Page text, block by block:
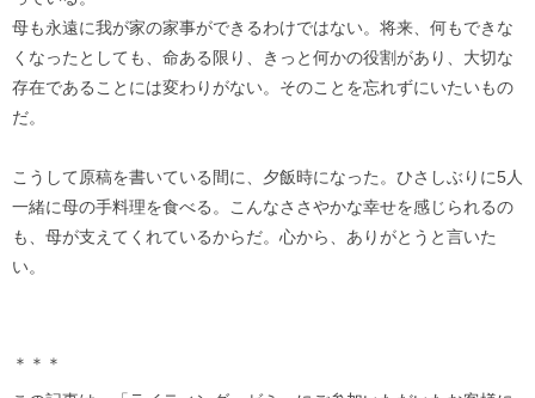
母も永遠に我が家の家事ができるわけではない。将来、何もできな
くなったとしても、命ある限り、きっと何かの役割があり、大切な
存在であることには変わりがない。そのことを忘れずにいたいもの
だ。
こうして原稿を書いている間に、夕飯時になった。ひさしぶりに5人
一緒に母の手料理を食べる。こんなささやかな幸せを感じられるの
も、母が支えてくれているからだ。心から、ありがとうと言いた
い。
＊＊＊